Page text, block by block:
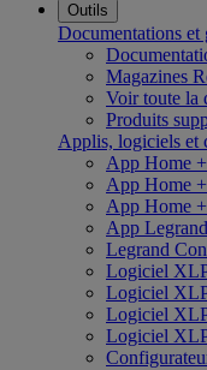
Outils
Documentations et
Magazines
Voir toute la
Produits
Applis, logiciels et
App Home
App Home
App Home
App
Legrand
Logiciel
Logiciel
Logiciel
Logiciel